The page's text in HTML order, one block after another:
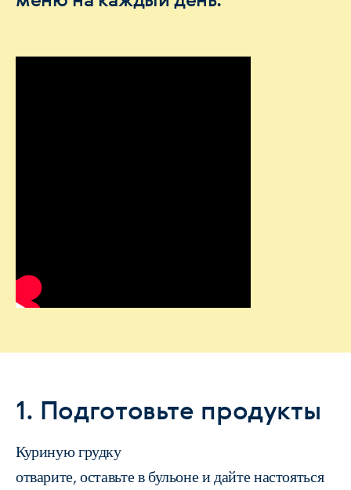
1. Подготовьте продукты
Куриную грудку
отварите, оставьте в бульоне и дайте настояться